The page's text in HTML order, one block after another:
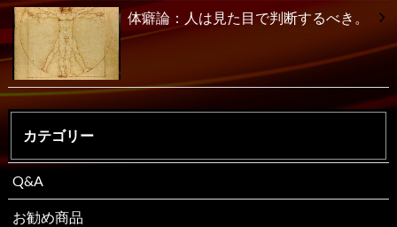
体癖論：人は見た目で判断するべき。
カテゴリー
Q&A
お勧め商品